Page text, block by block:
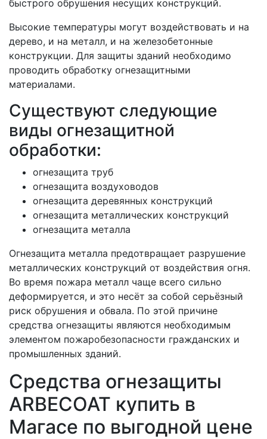
быстрого обрушения несущих конструкций.
Высокие температуры могут воздействовать и на
дерево, и на металл, и на железобетонные
конструкции. Для защиты зданий необходимо
проводить обработку огнезащитными
материалами.
Существуют следующие
виды огнезащитной
обработки:
огнезащита труб
огнезащита воздуховодов
огнезащита деревянных конструкций
огнезащита металлических конструкций
огнезащита металла
Огнезащита металла предотвращает разрушение
металлических конструкций от воздействия огня.
Во время пожара металл чаще всего сильно
деформируется, и это несёт за собой серьёзный
риск обрушения и обвала. По этой причине
средства огнезащиты являются необходимым
элементом пожаробезопасности гражданских и
промышленных зданий.
Средства огнезащиты
ARBECOAT купить в
Магасе по выгодной цене